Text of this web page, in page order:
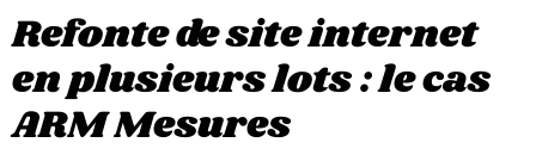
Refonte de site internet
en plusieurs lots : le cas
ARM Mesures